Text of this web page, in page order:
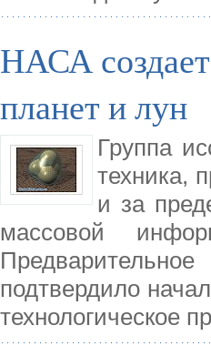
НАСА
планет и лун
Группа
техника,
и за
массовой
подтвердило
технологическое